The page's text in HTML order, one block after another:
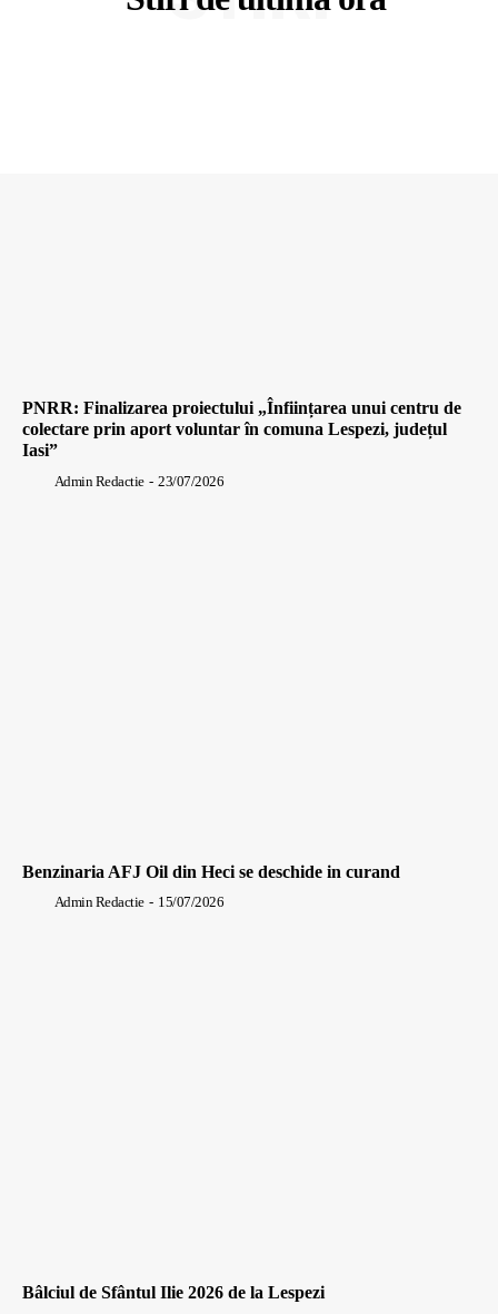
PNRR: Finalizarea proiectului „Înființarea unui centru de
colectare prin aport voluntar în comuna Lespezi, județul
Iasi”
Admin Redactie - 23/07/2026
Benzinaria AFJ Oil din Heci se deschide in curand
Admin Redactie - 15/07/2026
Bâlciul de Sfântul Ilie 2026 de la Lespezi